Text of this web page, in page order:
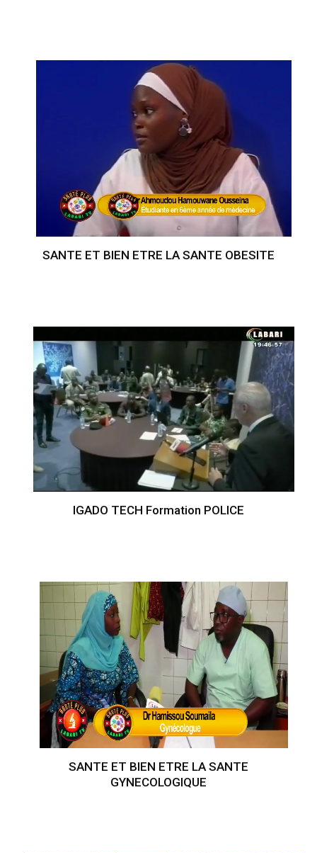
SANTE ET BIEN ETRE LA SANTE OBESITE
IGADO TECH Formation POLICE
SANTE ET BIEN ETRE LA SANTE
GYNECOLOGIQUE